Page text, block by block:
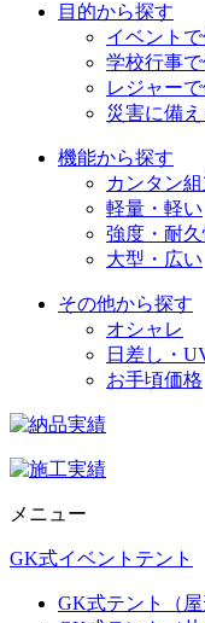
目的から探す
イベント
学校行事
レジャー
災害に備え
機能から探す
カンタン
軽量・軽い
強度・耐
大型・広い
その他から探す
オシャレ
日差し・
お手頃価格
メニュー
GK式イベントテント
GK式テント（屋